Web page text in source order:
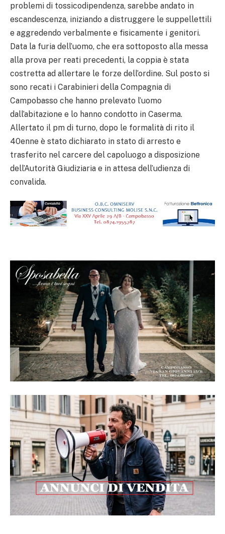
problemi di tossicodipendenza, sarebbe andato in
escandescenza, iniziando a distruggere le suppellettili
e aggredendo verbalmente e fisicamente i genitori.
Data la furia dell’uomo, che era sottoposto alla messa
alla prova per reati precedenti, la coppia è stata
costretta ad allertare le forze dell’ordine. Sul posto si
sono recati i Carabinieri della Compagnia di
Campobasso che hanno prelevato l’uomo
dall’abitazione e lo hanno condotto in Caserma.
Allertato il pm di turno, dopo le formalità di rito il
40enne è stato dichiarato in stato di arresto e
trasferito nel carcere del capoluogo a disposizione
dell’Autorità Giudiziaria e in attesa dell’udienza di
convalida.